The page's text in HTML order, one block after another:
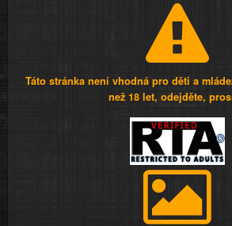
Táto stránka není vhodná pro děti a
než 18 let, odejděte,